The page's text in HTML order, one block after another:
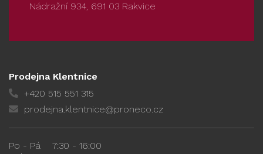
Nádražní 934, 691 03 Rakvice
Prodejna Klentnice
+420 515 551 315
prodejna.klentnice@proneco.cz
Po - Pá
7:30 - 16:00